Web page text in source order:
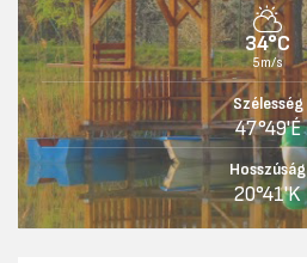
34°C
5m/s
Szélesség
47°49'É
Hosszúság
20°41'K